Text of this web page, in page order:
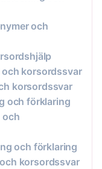
och
korsordssvar
korsordssvar
och förklaring
och
och förklaring
korsordssvar